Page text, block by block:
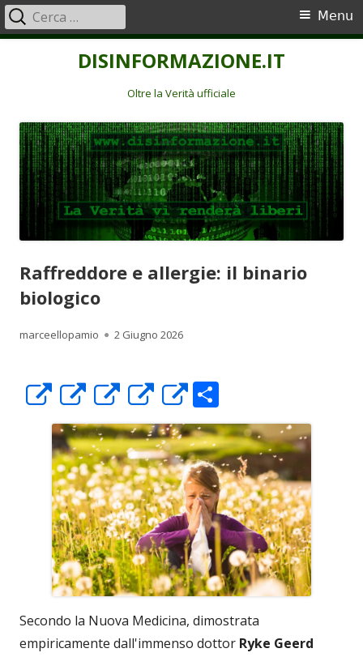
DISINFORMAZIONE.IT
Oltre la Verità ufficiale
Menu
principale
Menu
Ricerca
per:
Raffreddore e allergie: il binario
biologico
Autore
marceellopamio Pubblicato
2 Giugno 2026
Apre
in
una
nuova
finestra
Apre
in
una
nuova
finestra
Apre
in
una
nuova
finestra
Apre
in
una
nuova
finestra
Apre
in
una
nuova
finestra
o
n
di
vi
di
Secondo la Nuova Medicina, dimostrata
empiricamente dall'immenso dottor Ryke Geerd